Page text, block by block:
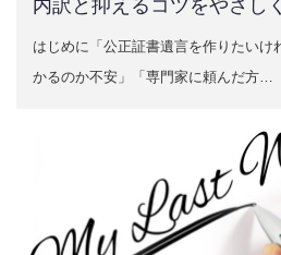
内訳と抑えるコツをやさし
はじめに「公正証書遺言を作りたいけ
かるのか不安」「専門家に頼んだ方…